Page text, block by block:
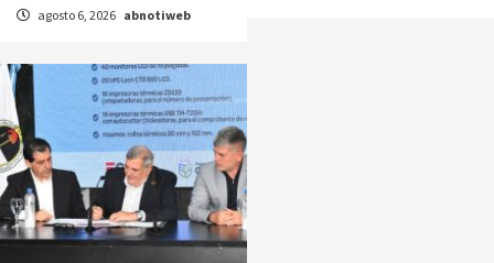
agosto 6, 2026 abnotiweb